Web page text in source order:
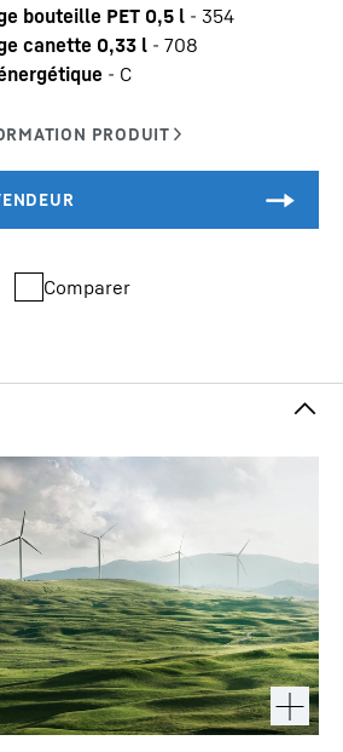
bouteille PET 0,5 l - 354
canette 0,33 l - 708
- C
Comparer